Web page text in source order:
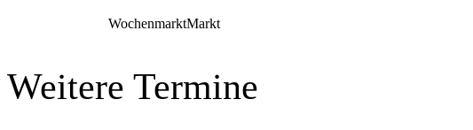
WochenmarktMarkt
Weitere Termine